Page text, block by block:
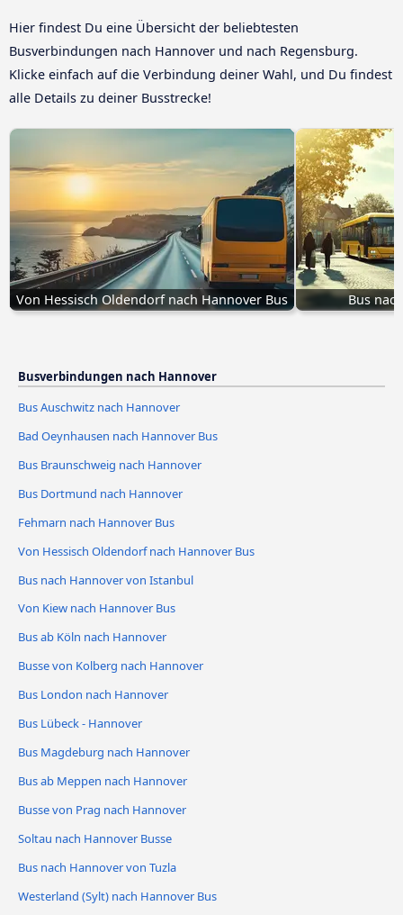
Hier findest Du eine Übersicht der beliebtesten
Busverbindungen nach Hannover und nach Regensburg.
Klicke einfach auf die Verbindung deiner Wahl, und Du findest
alle Details zu deiner Busstrecke!
Von Hessisch Oldendorf nach Hannover Bus Bus
Busverbindungen nach Hannover
Bus Auschwitz nach Hannover
Bad Oeynhausen nach Hannover Bus
Bus Braunschweig nach Hannover
Bus Dortmund nach Hannover
Fehmarn nach Hannover Bus
Von Hessisch Oldendorf nach Hannover Bus
Bus nach Hannover von Istanbul
Von Kiew nach Hannover Bus
Bus ab Köln nach Hannover
Busse von Kolberg nach Hannover
Bus London nach Hannover
Bus Lübeck - Hannover
Bus Magdeburg nach Hannover
Bus ab Meppen nach Hannover
Busse von Prag nach Hannover
Soltau nach Hannover Busse
Bus nach Hannover von Tuzla
Westerland (Sylt) nach Hannover Bus